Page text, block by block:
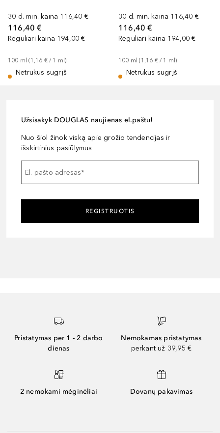
30 d. min. kaina 116,40 €
116,40 €
Reguliari kaina 194,00 €
100 ml (1,16 € / 1 ml)
Netrukus sugrįš
30 d. min. kaina 116,40 €
116,40 €
Reguliari kaina 194,00 €
100 ml (1,16 € / 1 ml)
Netrukus sugrįš
Užsisakyk DOUGLAS naujienas el.paštu!
Nuo šiol žinok viską apie grožio tendencijas ir
išskirtinius pasiūlymus
El. pašto adresas*
REGISTRUOTIS
Pristatymas per 1 - 2 darbo
dienas
Nemokamas pristatymas
perkant už 39,95 €
2 nemokami mėginėliai Dovanų pakavimas